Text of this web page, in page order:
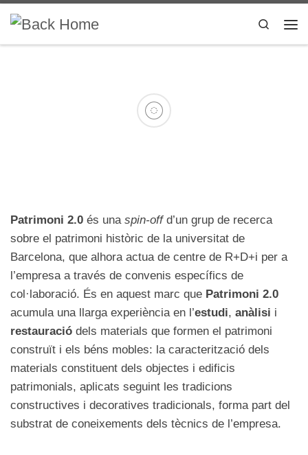
Skip to content
Search
Empresa
Qui som
>
Serveis
>
Patrimoni 2.0 és unaspin-off d’un grup de recerca
sobre el patrimoni històric de la universitat de
Barcelona, que alhora actua de centre de R+D+i per a
l’empresa a través de convenis específics de
col·laboració. És en aquest marc que Patrimoni 2.0
acumula una llarga experiència en l’estudi, anàlisi i
restauració dels materials que formen el patrimoni
construït i els béns mobles: la caracterització dels
materials constituent dels objectes i edificis
patrimonials, aplicats seguint les tradicions
constructives i decoratives tradicionals, forma part del
substrat de coneixements dels tècnics de l’empresa.